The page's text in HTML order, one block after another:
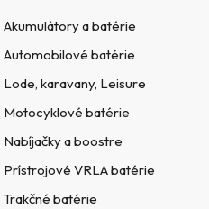
Akumulátory a batérie
Automobilové batérie
Lode, karavany, Leisure
Motocyklové batérie
Nabíjačky a boostre
Prístrojové VRLA batérie
Trakčné batérie